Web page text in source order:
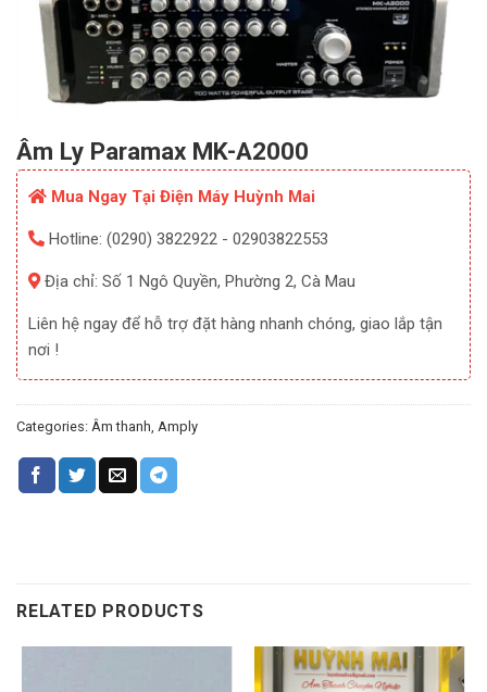
Âm Ly Paramax MK-A2000
Mua Ngay Tại Điện Máy Huỳnh Mai
Hotline: (0290) 3822922 - 02903822553
Địa chỉ: Số 1 Ngô Quyền, Phường 2, Cà Mau
Liên hệ ngay để hỗ trợ đặt hàng nhanh chóng, giao lắp tận
nơi !
Categories: Âm thanh, Amply
RELATED PRODUCTS